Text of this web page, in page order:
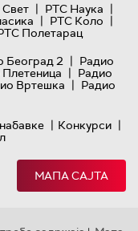
| РТС Наука |
| РТС Коло |
Полетарац
Београд 2 | Радио
| Радио
Вртешка | Радио
| Конкурси |
МАПА САЈТА